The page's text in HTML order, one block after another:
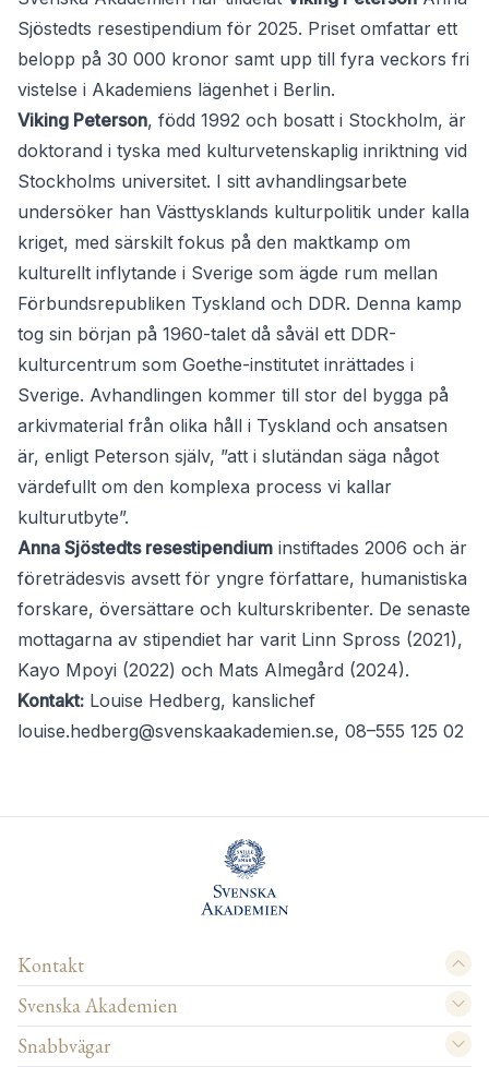
Sjöstedts resestipendium för 2025. Priset omfattar ett
belopp på 30 000 kronor samt upp till fyra veckors fri
vistelse i Akademiens lägenhet i Berlin.
Viking Peterson, född 1992 och bosatt i Stockholm, är
doktorand i tyska med kulturvetenskaplig inriktning vid
Stockholms universitet. I sitt avhandlingsarbete
undersöker han Västtysklands kulturpolitik under kalla
kriget, med särskilt fokus på den maktkamp om
kulturellt inflytande i Sverige som ägde rum mellan
Förbundsrepubliken Tyskland och DDR. Denna kamp
tog sin början på 1960-talet då såväl ett DDR-
kulturcentrum som Goethe-institutet inrättades i
Sverige. Avhandlingen kommer till stor del bygga på
arkivmaterial från olika håll i Tyskland och ansatsen
är, enligt Peterson själv, ”att i slutändan säga något
värdefullt om den komplexa process vi kallar
kulturutbyte”.
Anna Sjöstedts resestipendium instiftades 2006 och är
företrädesvis avsett för yngre författare, humanistiska
forskare, översättare och kulturskribenter. De senaste
mottagarna av stipendiet har varit Linn Spross (2021),
Kayo Mpoyi (2022) och Mats Almegård (2024).
Kontakt: Louise Hedberg, kanslichef
louise.hedberg@svenskaakademien.se, 08–555 125 02
Kontakt
Svenska Akademien
Snabbvägar